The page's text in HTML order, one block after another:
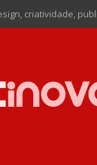
criatividade,